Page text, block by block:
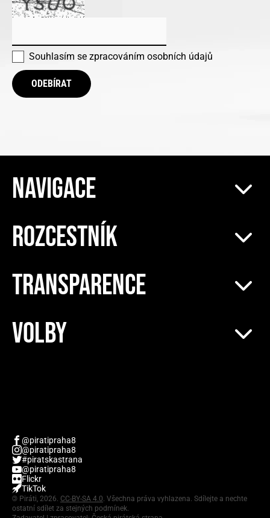
Souhlasím se zpracováním osobních údajů
ODEBÍRAT
NAVIGACE
ROZCESTNÍK
TRANSPARENCE
VOLBY
@piratipraha8
@piratipraha8
#piratskastrana
@piratipraha8
Flickr
TikTok
© Piráti, 2026. CC-BY-SA 4.0. Všechna práva vyhlazena. Sdílejte a nechte
ostatní sdílet za stejných podmínek.